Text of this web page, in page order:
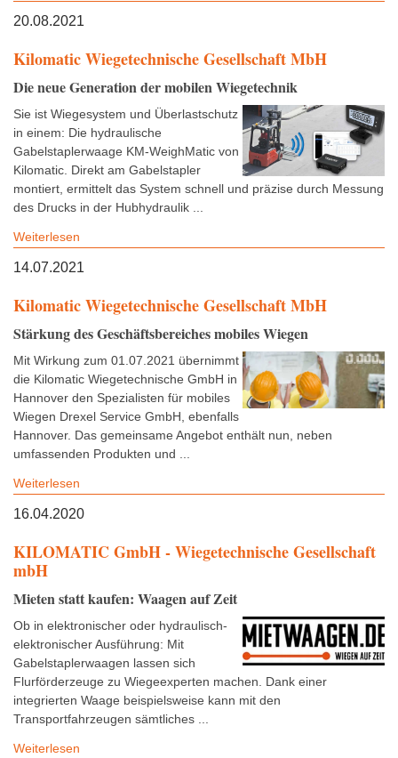
20.08.2021
Kilomatic Wiegetechnische Gesellschaft MbH
Die neue Generation der mobilen Wiegetechnik
Sie ist Wiegesystem und Überlastschutz
in einem: Die hydraulische
Gabelstaplerwaage KM-WeighMatic von
Kilomatic. Direkt am Gabelstapler
montiert, ermittelt das System schnell und präzise durch Messung
des Drucks in der Hubhydraulik ...
Weiterlesen
14.07.2021
Kilomatic Wiegetechnische Gesellschaft MbH
Stärkung des Geschäftsbereiches mobiles Wiegen
Mit Wirkung zum 01.07.2021 übernimmt
die Kilomatic Wiegetechnische GmbH in
Hannover den Spezialisten für mobiles
Wiegen Drexel Service GmbH, ebenfalls
Hannover. Das gemeinsame Angebot enthält nun, neben
umfassenden Produkten und ...
Weiterlesen
16.04.2020
KILOMATIC GmbH - Wiegetechnische Gesellschaft
mbH
Mieten statt kaufen: Waagen auf Zeit
Ob in elektronischer oder hydraulisch-
elektronischer Ausführung: Mit
Gabelstaplerwaagen lassen sich
Flurförderzeuge zu Wiegeexperten machen. Dank einer
integrierten Waage beispielsweise kann mit den
Transportfahrzeugen sämtliches ...
Weiterlesen